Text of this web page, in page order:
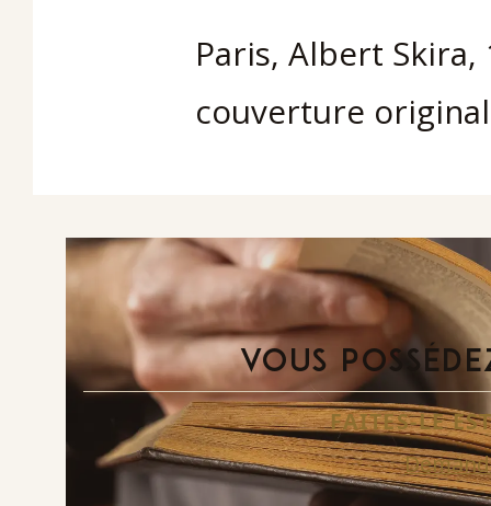
Paris, Albert
couverture
VOUS
FAITES-LE